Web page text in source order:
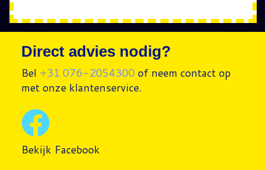
Direct advies nodig?
Bel +31 076-2054300 of neem contact op
met onze klantenservice.
Bekijk Facebook